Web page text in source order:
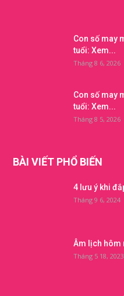
Con số may
tuổi: Xem...
Tháng 8 6, 2026
Con số may
tuổi: Xem...
Tháng 8 5, 2026
BÀI VIẾT PHỔ BIẾN
4 lưu ý khi
Tháng 9 6, 2024
Âm lịch hôm
Tháng 5 18, 2023